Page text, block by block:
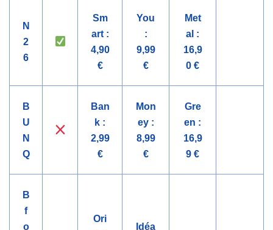
N
2
6
Sm
art :
4,90
€
You
:
9,99
€
Met
al :
16,9
0 €
B
U
N
Q
Ban
k :
2,99
€
Mon
ey :
8,99
€
Gre
en :
16,9
9 €
B
f
o
Ori
Idéa